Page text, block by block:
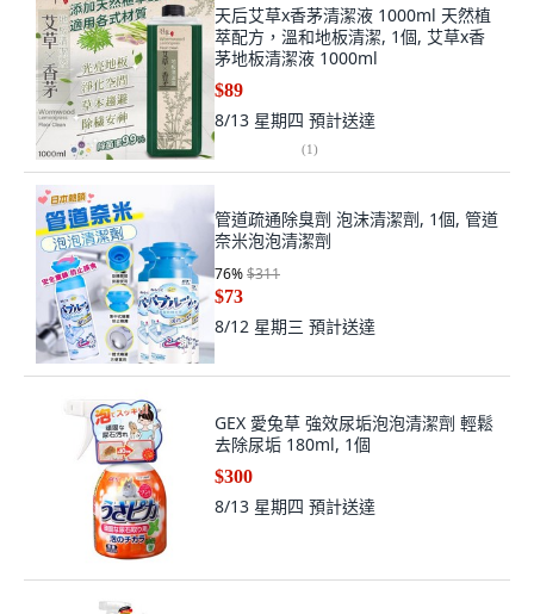
天后艾草x香茅清潔液 1000ml 天然植
萃配方，溫和地板清潔, 1個, 艾草x香
茅地板清潔液 1000ml
$89
8/13 星期四 預計送達
(1)
管道疏通除臭劑 泡沫清潔劑, 1個, 管道
奈米泡泡清潔劑
76%$311
$73
8/12 星期三 預計送達
GEX 愛兔草 強效尿垢泡泡清潔劑 輕鬆
去除尿垢 180ml, 1個
$300
8/13 星期四 預計送達